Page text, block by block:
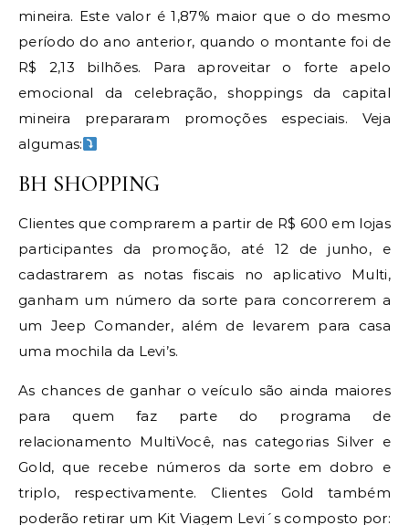
mineira. Este valor é 1,87% maior que o do mesmo
período do ano anterior, quando o montante foi de
R$ 2,13 bilhões. Para aproveitar o forte apelo
emocional da celebração, shoppings da capital
mineira prepararam promoções especiais. Veja
algumas:
BH SHOPPING
Clientes que comprarem a partir de R$ 600 em lojas
participantes da promoção, até 12 de junho, e
cadastrarem as notas fiscais no aplicativo Multi,
ganham um número da sorte para concorrerem a
um Jeep Comander, além de levarem para casa
uma mochila da Levi’s.
As chances de ganhar o veículo são ainda maiores
para quem faz parte do programa de
relacionamento MultiVocê, nas categorias Silver e
Gold, que recebe números da sorte em dobro e
triplo, respectivamente. Clientes Gold também
poderão retirar um Kit Viagem Levi´s composto por: